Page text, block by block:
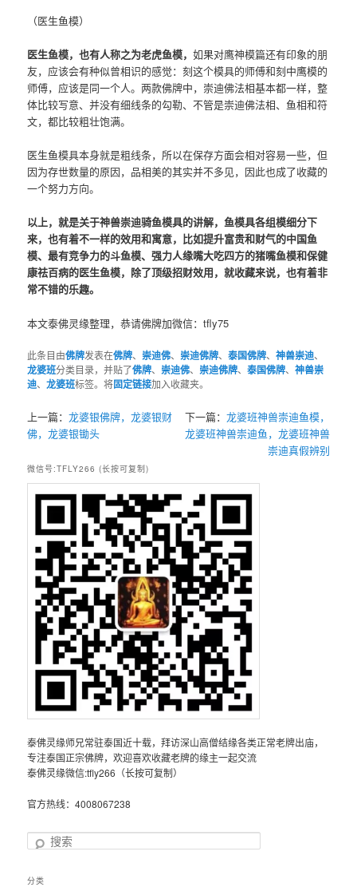
（医生鱼模）
医生鱼模，也有人称之为老虎鱼模，如果对鹰神模篇还有印象的朋
友，应该会有种似曾相识的感觉：刻这个模具的师傅和刻中鹰模的
师傅，应该是同一个人。两款佛牌中，崇迪佛法相基本都一样，整
体比较写意、并没有细线条的勾勒、不管是崇迪佛法相、鱼相和符
文，都比较粗壮饱满。
医生鱼模具本身就是粗线条，所以在保存方面会相对容易一些，但
因为存世数量的原因，品相美的其实并不多见，因此也成了收藏的
一个努力方向。
以上，就是关于神兽崇迪骑鱼模具的讲解，鱼模具各组模细分下
来，也有着不一样的效用和寓意，比如提升富贵和财气的中国鱼
模、最有竞争力的斗鱼模、强力人缘嘴大吃四方的猪嘴鱼模和保健
康祛百病的医生鱼模，除了顶级招财效用，就收藏来说，也有着非
常不错的乐趣。
本文泰佛灵缘整理，恭请佛牌加微信：tfly75
此条目由佛牌发表在佛牌、 崇迪佛、 崇迪佛牌、泰国佛牌、神兽崇迪、
龙婆班分类目录，并贴了佛牌、 崇迪佛、 崇迪佛牌、泰国佛牌、神兽崇
迪、龙婆班标签。将固定链接加入收藏夹。
上一篇：龙婆银佛牌，龙婆银财
佛，龙婆银锄头
下一篇： 龙婆班神兽崇迪鱼模，
龙婆班神兽崇迪鱼，龙婆班神兽
崇迪真假辨别
微信号:TFLY266 (长按可复制)
泰佛灵缘师兄常驻泰国近十载，拜访深山高僧结缘各类正常老牌出庙，
专注泰国正宗佛牌，欢迎喜欢收藏老牌的缘主一起交流
泰佛灵缘微信:tfly266（长按可复制）
官方热线：4008067238
搜
分类